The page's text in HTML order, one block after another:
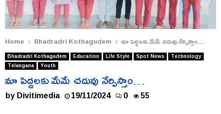
Home Bhadradri Kothagudem మా పెద్దలకు మేమే చదువు నేర్పిస్తాం…
Bhadradri Kothagudem Education Life Style Spot News
Technology
Telangana
Youth
మా పెద్దలకు మేమే చదువు నేర్పిస్తాం…
byDivitimedia 19/11/2024 0 55